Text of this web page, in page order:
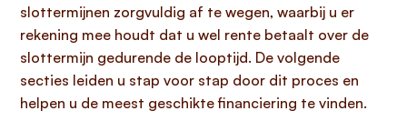
slottermijnen zorgvuldig af te wegen, waarbij u er
rekening mee houdt dat u wel rente betaalt over de
slottermijn gedurende de looptijd. De volgende
secties leiden u stap voor stap door dit proces en
helpen u de meest geschikte financiering te vinden.